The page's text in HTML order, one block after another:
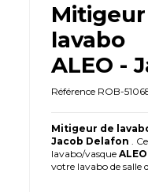
lavabo
ALEO -
Référence ROB-
Mitigeur de
Jacob Delafon
.
lavabo/vasque ALEO
votre lavabo de salle